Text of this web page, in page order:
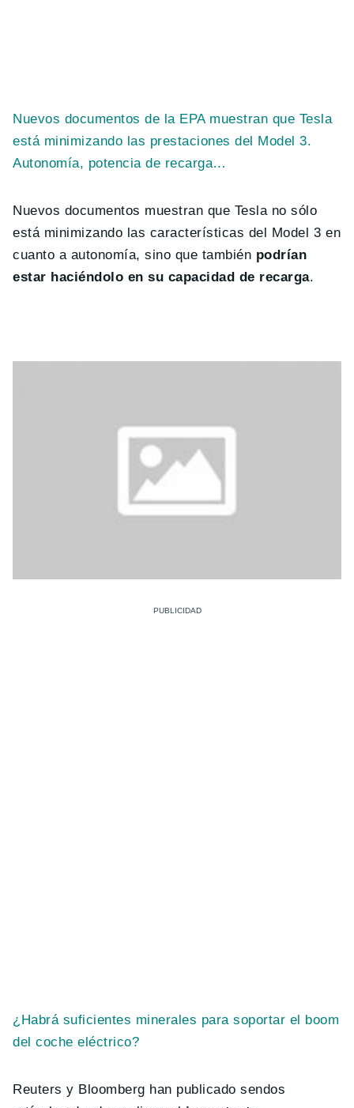
Nuevos documentos de la EPA muestran que Tesla
está minimizando las prestaciones del Model 3.
Autonomía, potencia de recarga…
Nuevos documentos muestran que Tesla no sólo
está minimizando las características del Model 3 en
cuanto a autonomía, sino que también podrían
estar haciéndolo en su capacidad de recarga.
¿Habrá suficientes minerales para soportar el boom
del coche eléctrico?
Reuters y Bloomberg han publicado sendos